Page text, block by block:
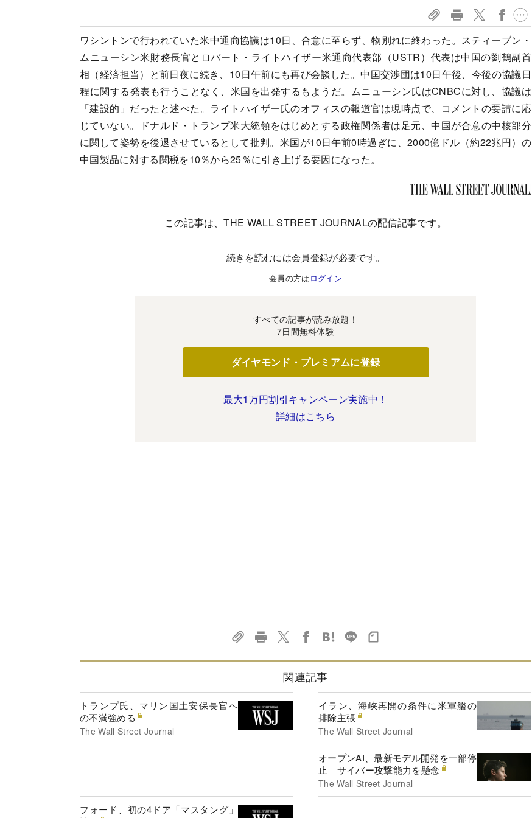
ワシントンで行われていた米中通商協議は10日、合意に至らず、物別れに終わった。スティーブン・
ムニューシン米財務長官とロバート・ライトハイザー米通商代表部（USTR）代表は中国の劉鶴副首
相（経済担当）と前日夜に続き、10日午前にも再び会談した。中国交渉団は10日午後、今後の協議日
程に関する発表も行うことなく、米国を出発するもようだ。ムニューシン氏はCNBCに対し、協議は
「建設的」だったと述べた。ライトハイザー氏のオフィスの報道官は現時点で、コメントの要請に応
じていない。ドナルド・トランプ米大統領をはじめとする政権関係者は足元、中国が合意の中核部分
に関して姿勢を後退させているとして批判。米国が10日午前0時過ぎに、2000億ドル（約22兆円）の
中国製品に対する関税を10％から25％に引き上げる要因になった。
この記事は、THE WALL STREET JOURNALの配信記事です。
続きを読むには会員登録が必要です。
会員の方は ログイン
すべての記事が読み放題！
7日間無料体験
ダイヤモンド・プレミアムに登録
最大1万円割引キャンペーン実施中！
詳細はこちら
関連記事
トランプ氏、マリン国土安保長官へ
の不満強める
The Wall Street Journal
イラン、海峡再開の条件に米軍艦の
排除主張
The Wall Street Journal
オープンAI、最新モデル開発を一部停
止 サイバー攻撃能力を懸念
The Wall Street Journal
フォード、初の4ドア「マスタング」